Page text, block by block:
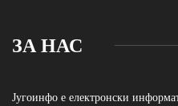
ЗА НАС
Југоинфо е електронски